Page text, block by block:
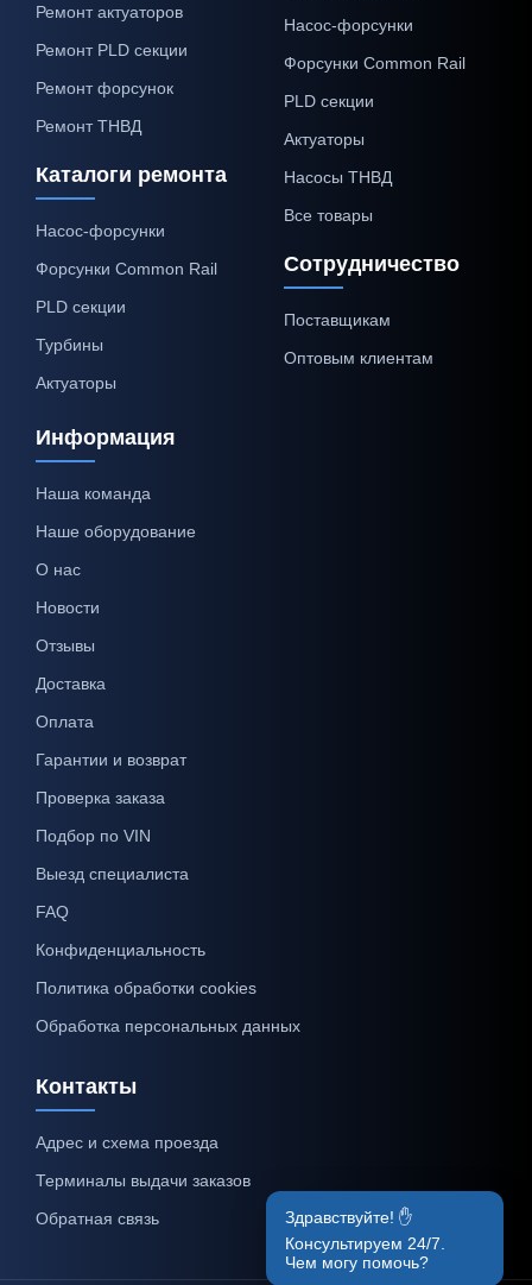
Ремонт актуаторов
Ремонт PLD секции
Ремонт форсунок
Ремонт ТНВД
Каталоги ремонта
Насос-форсунки
Форсунки Common Rail
PLD секции
Турбины
Актуаторы
Насос-форсунки
Форсунки Common Rail
PLD секции
Актуаторы
Насосы ТНВД
Все товары
Сотрудничество
Поставщикам
Оптовым клиентам
Информация
Наша команда
Наше оборудование
О нас
Новости
Отзывы
Доставка
Оплата
Гарантии и возврат
Проверка заказа
Подбор по VIN
Выезд специалиста
FAQ
Конфиденциальность
Политика обработки cookies
Обработка персональных данных
Контакты
Адрес и схема проезда
Терминалы выдачи заказов
Обратная связь
Здравствуйте! ✋
Консультируем 24/7.
Чем могу помочь?